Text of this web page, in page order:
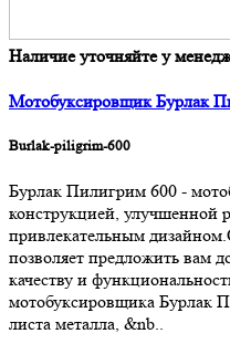
Наличие уточняйте у
Мотобуксировщик Бурлак
Burlak-piligrim-600
Бурлак Пилигрим 600 -
конструкцией, улучшенной
привлекательным
позволяет предложить вам
качеству и
мотобуксировщика Бурлак
листа металла, &nb..